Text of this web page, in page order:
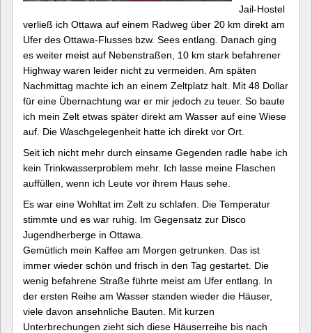
Jail-Hostel
verließ ich Ottawa auf einem Radweg über 20 km direkt am
Ufer des Ottawa-Flusses bzw. Sees entlang. Danach ging
es weiter meist auf Nebenstraßen, 10 km stark befahrener
Highway waren leider nicht zu vermeiden. Am späten
Nachmittag machte ich an einem Zeltplatz halt. Mit 48 Dollar
für eine Übernachtung war er mir jedoch zu teuer. So baute
ich mein Zelt etwas später direkt am Wasser auf eine Wiese
auf. Die Waschgelegenheit hatte ich direkt vor Ort.
Seit ich nicht mehr durch einsame Gegenden radle habe ich
kein Trinkwasserproblem mehr. Ich lasse meine Flaschen
auffüllen, wenn ich Leute vor ihrem Haus sehe.
Es war eine Wohltat im Zelt zu schlafen. Die Temperatur
stimmte und es war ruhig. Im Gegensatz zur Disco
Jugendherberge in Ottawa.
Gemütlich mein Kaffee am Morgen getrunken. Das ist
immer wieder schön und frisch in den Tag gestartet. Die
wenig befahrene Straße führte meist am Ufer entlang. In
der ersten Reihe am Wasser standen wieder die Häuser,
viele davon ansehnliche Bauten. Mit kurzen
Unterbrechungen zieht sich diese Häuserreihe bis nach